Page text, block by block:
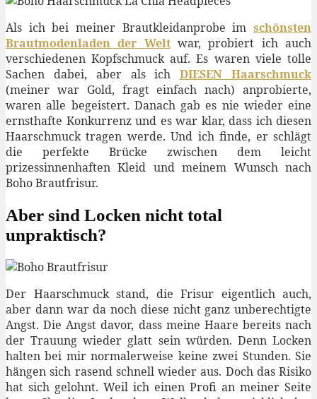
Als ich bei meiner Brautkleidanprobe im schönsten
Brautmodenladen der Weltwar, probiert ich auch
verschiedenen Kopfschmuck auf. Es waren viele tolle
Sachen dabei, aber als ichDIESEN Haarschmuck
(meiner war Gold, fragt einfach nach) anprobierte,
waren alle begeistert. Danach gab es nie wieder eine
ernsthafte Konkurrenz und es war klar, dass ich diesen
Haarschmuck tragen werde. Und ich finde, er schlägt
die perfekte Brücke zwischen dem leicht
prizessinnenhaften Kleid und meinem Wunsch nach
Boho Brautfrisur.
Aber sind Locken nicht total
unpraktisch?
Der Haarschmuck stand, die Frisur eigentlich auch,
aber dann war da noch diese nicht ganz unberechtigte
Angst. Die Angst davor, dass meine Haare bereits nach
der Trauung wieder glatt sein würden. Denn Locken
halten bei mir normalerweise keine zwei Stunden. Sie
hängen sich rasend schnell wieder aus. Doch das Risiko
hat sich gelohnt. Weil ich einen Profi an meiner Seite